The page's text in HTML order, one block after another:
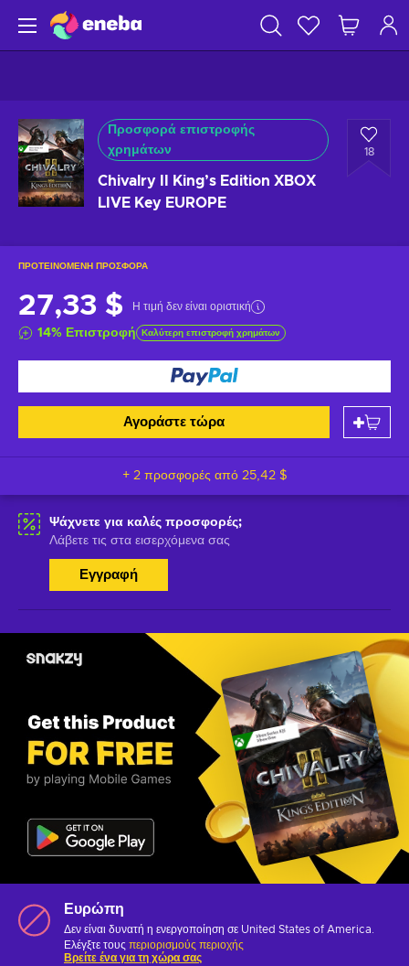
Προσφορά επιστροφής
χρημάτων
Chivalry II King’s Edition XBOX
LIVE Key EUROPE
18
ΠΡΟΤΕΙΝΌΜΕΝΗ ΠΡΟΣΦΟΡΆ
27,33 $ Η τιμή δεν είναι οριστική
14% Επιστροφή Καλύτερη επιστροφή χρημάτων
Αγοράστε τώρα
+ 2 προσφορές από 25,42 $
Ψάχνετε για καλές προσφορές;
Λάβετε τις στα εισερχόμενα σας
Εγγραφή
Ευρώπη
Δεν είναι δυνατή η ενεργοποίηση σε United States of America.
Ελέγξτε τους περιορισμούς περιοχής
Βρείτε ένα για τη χώρα σας